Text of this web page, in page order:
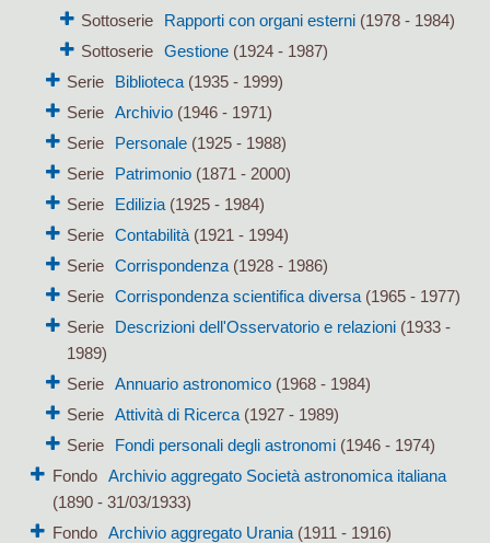
Sottoserie
Rapporti con organi esterni (1978 - 1984)
Sottoserie
Gestione (1924 - 1987)
Serie
Biblioteca(1935 - 1999)
Serie Archivio(1946 - 1971)
Serie
Personale(1925 - 1988)
Serie
Patrimonio(1871 - 2000)
Serie
Edilizia(1925 - 1984)
Serie Contabilità(1921 - 1994)
Serie Corrispondenza(1928 - 1986)
Serie Corrispondenza scientifica diversa(1965 - 1977)
Serie
Descrizioni dell'Osservatorio e relazioni(1933 -
1989)
Serie Annuario astronomico(1968 - 1984)
Serie Attività di Ricerca(1927 - 1989)
Serie
Fondi personali degli astronomi(1946 - 1974)
Fondo
Archivio aggregato Società astronomica italiana
(1890 - 31/03/1933)
Fondo
Archivio aggregato Urania(1911 - 1916)